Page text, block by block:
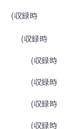
時
) (収録時
時
時
時
収録時